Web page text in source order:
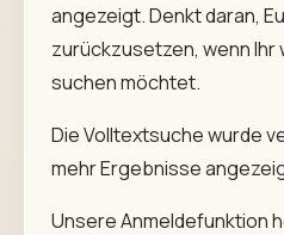
angezeigt. Denkt daran,
zurückzusetzen, wenn
suchen möchtet.
Die Volltextsuche wurde
mehr Ergebnisse
Unsere Anmeldefunktion